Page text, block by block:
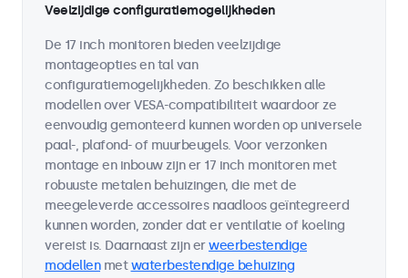
Veelzijdige configuratiemogelijkheden
De 17 inch monitoren bieden veelzijdige
montageopties en tal van
configuratiemogelijkheden. Zo beschikken alle
modellen over VESA-compatibiliteit waardoor ze
eenvoudig gemonteerd kunnen worden op universele
paal-, plafond- of muurbeugels. Voor verzonken
montage en inbouw zijn er 17 inch monitoren met
robuuste metalen behuizingen, die met de
meegeleverde accessoires naadloos geïntegreerd
kunnen worden, zonder dat er ventilatie of koeling
vereist is. Daarnaast zijn erweerbestendige
modellenmetwaterbestendige behuizing